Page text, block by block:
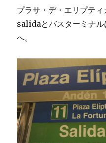
プラサ・デ・エリプテ
salidaとバスターミナ
へ。